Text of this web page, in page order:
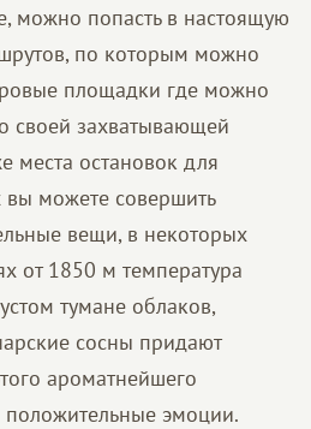
можно попасть в настоящую
по которым можно
площадки где можно
своей захватывающей
места остановок для
можете совершить
вещи, в некоторых
от 1850 м температура
тумане облаков,
сосны придают
ароматнейшего
положительные эмоции.